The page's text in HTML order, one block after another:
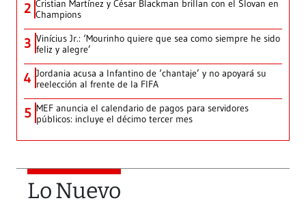
2 Cristian Martínez y César Blackman brillan con el Slovan en
Champions
3 Vinícius Jr.: ‘Mourinho quiere que sea como siempre he sido
feliz y alegre’
4 Jordania acusa a Infantino de ‘chantaje’ y no apoyará su
reelección al frente de la FIFA
5 MEF anuncia el calendario de pagos para servidores
públicos: incluye el décimo tercer mes
Lo Nuevo